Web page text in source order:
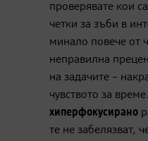
проверявате кои
четки за зъби в
минало повече от
неправилна
на задачите –
чувството за
хиперфокусирано
те не забелязват,